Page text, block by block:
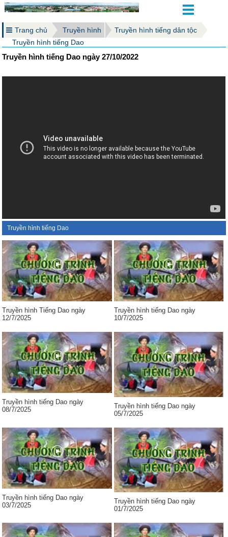
Trang chủ Truyền hình
Truyền hình tiếng dân tộc
Truyền hình tiếng Dao
Truyền hình tiếng Dao ngày 27/10/2022
Truyền hình tiếng Dao
Truyền hình Tiếng Dao ngày
12/7/2025
Truyền hình tiếng Dao ngày
10/7/2025
Truyền hình tiếng Dao ngày
08/7/2025
Truyền hình tiếng Dao ngày
05/7/2025
Truyền hình tiếng Dao ngày
03/7/2025
Truyền hình tiếng Dao ngày
01/7/2025